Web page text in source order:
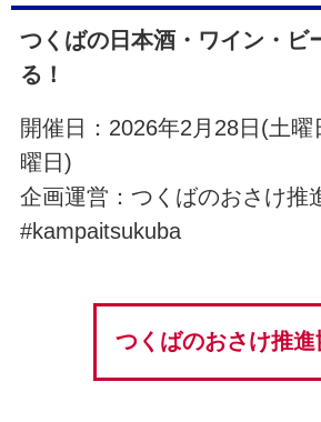
つくばの日本酒・ワイン・ビ
る！
開催日：2026年2月28日(土曜
曜日)
企画運営：つくばのおさけ推
#kampaitsukuba
つくばのおさけ推進